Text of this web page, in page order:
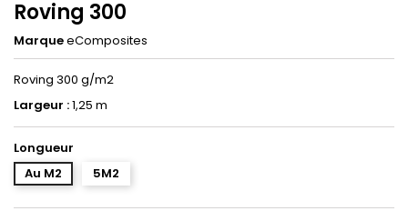
Roving 300
MarqueeComposites
Roving 300 g/m2
Largeur :1,25 m
Longueur
Au M2
5M2